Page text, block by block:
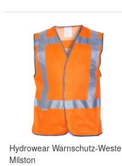
Hydrowear Warnschutz-Weste
Milston